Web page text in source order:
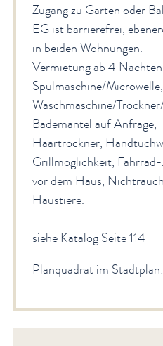
Zugang zu Garten oder
EG ist barrierefrei,
in beiden Wohnungen.
Vermietung ab 4
Spülmaschine/Microwelle,
Waschmaschine/
Bademantel auf Anfrage,
Haartrockner,
Grillmöglichkeit,
vor dem Haus,
Haustiere.
siehe Katalog Seite 114
Planquadrat im